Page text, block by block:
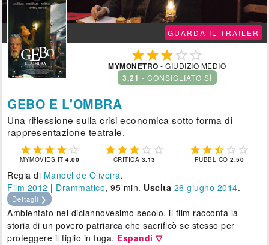
GUARDA IL TRAILER
  
MYMONETRO - GIUDIZIO MEDIO
3.21 - CONSIGLIATO SÌ
GEBO E L'OMBRA
Una riflessione sulla crisi economica sotto forma di
rappresentazione teatrale.
    
MYMOVIES.IT4.00
    
CRITICA 3.13
    
PUBBLICO2.50
Regia di Manoel de Oliveira.
Film 2012 | Drammatico, 95 min. Uscita 26 giugno 2014.
Dettagli ❯
Ambientato nel diciannovesimo secolo, il film racconta la
storia di un povero patriarca che sacrificò se stesso per
proteggere il figlio in fuga. Espandi ▽